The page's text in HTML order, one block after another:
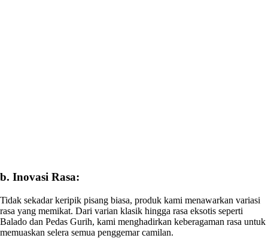
b. Inovasi Rasa:
Tidak sekadar keripik pisang biasa, produk kami menawarkan variasi
rasa yang memikat. Dari varian klasik hingga rasa eksotis seperti
Balado dan Pedas Gurih, kami menghadirkan keberagaman rasa untuk
memuaskan selera semua penggemar camilan.